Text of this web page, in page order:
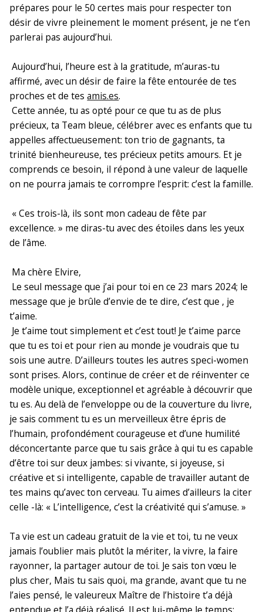
prépares pour le 50 certes mais pour respecter ton
désir de vivre pleinement le moment présent, je ne t’en
parlerai pas aujourd’hui.
Aujourd’hui, l’heure est à la gratitude, m’auras-tu
affirmé, avec un désir de faire la fête entourée de tes
proches et de tesamis.es.
Cette année, tu as opté pour ce que tu as de plus
précieux, ta Team bleue, célébrer avec es enfants que tu
appelles affectueusement: ton trio de gagnants, ta
trinité bienheureuse, tes précieux petits amours. Et je
comprends ce besoin, il répond à une valeur de laquelle
on ne pourra jamais te corrompre l’esprit: c’est la famille.
« Ces trois-là, ils sont mon cadeau de fête par
excellence. » me diras-tu avec des étoiles dans les yeux
de l’âme.
Ma chère Elvire,
Le seul message que j’ai pour toi en ce 23 mars 2024; le
message que je brûle d’envie de te dire, c’est que , je
t’aime.
Je t’aime tout simplement et c’est tout! Je t’aime parce
que tu es toi et pour rien au monde je voudrais que tu
sois une autre. D’ailleurs toutes les autres speci-women
sont prises. Alors, continue de créer et de réinventer ce
modèle unique, exceptionnel et agréable à découvrir que
tu es. Au delà de l’enveloppe ou de la couverture du livre,
je sais comment tu es un merveilleux être épris de
l’humain, profondément courageuse et d’une humilité
déconcertante parce que tu sais grâce à qui tu es capable
d’être toi sur deux jambes: si vivante, si joyeuse, si
créative et si intelligente, capable de travailler autant de
tes mains qu’avec ton cerveau. Tu aimes d’ailleurs la citer
celle -là: « L’intelligence, c’est la créativité qui s’amuse. »
Ta vie est un cadeau gratuit de la vie et toi, tu ne veux
jamais l’oublier mais plutôt la mériter, la vivre, la faire
rayonner, la partager autour de toi. Je sais ton vœu le
plus cher, Mais tu sais quoi, ma grande, avant que tu ne
l’aies pensé, le valeureux Maître de l’histoire t’a déjà